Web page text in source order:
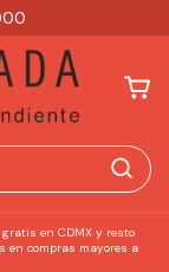
gratis en CDMX y resto
en compras mayores a